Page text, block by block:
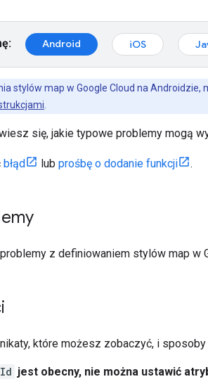
Android iOS
stylów map w Google Cloud na
się, jakie typowe problemy mogą
błąd lub prośbę o dodanie funkcji .
problemy z definiowaniem stylów map w
które możesz zobaczyć, i
jest obecny, nie można ustawić